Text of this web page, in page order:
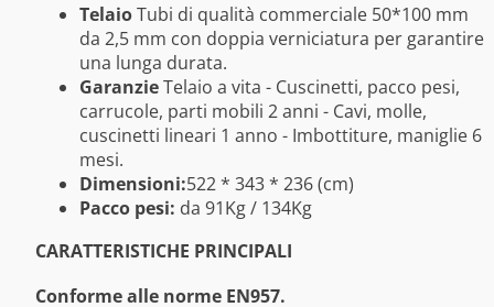
TelaioTubi di qualità commerciale 50*100 mm
da 2,5 mm con doppia verniciatura per garantire
una lunga durata.
GaranzieTelaio a vita - Cuscinetti, pacco pesi,
carrucole, parti mobili 2 anni - Cavi, molle,
cuscinetti lineari 1 anno - Imbottiture, maniglie 6
mesi.
Dimensioni:522 * 343 * 236 (cm)
Pacco pesi: da 91Kg / 134Kg
CARATTERISTICHE PRINCIPALI
Conforme alle norme EN957.